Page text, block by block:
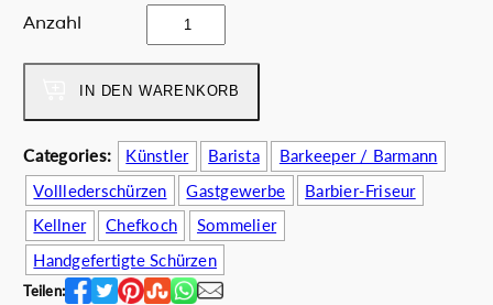
r
e
w
a
r
:
2
2
s
s
t
1
6
5
.
0
0
€
Anzahl
u
e
r
r
i
e
r
o
M
e
n
IN DEN WARENKORB
Categories: Künstler Barista
Barkeeper / Barmann
Volllederschürzen
Gastgewerbe
Barbier-Friseur
Kellner
Chefkoch
Sommelier
Handgefertigte Schürzen
Teilen: